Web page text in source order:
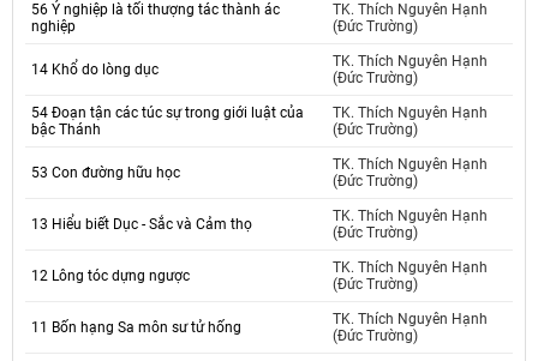
56 Ý nghiệp là tối thượng tác thành ác
nghiệp
TK. Thích Nguyên Hạnh
(Đức Trường)
14 Khổ do lòng dục
TK. Thích Nguyên Hạnh
(Đức Trường)
54 Đoạn tận các túc sự trong giới luật của
bậc Thánh
TK. Thích Nguyên Hạnh
(Đức Trường)
53 Con đường hữu học
TK. Thích Nguyên Hạnh
(Đức Trường)
13 Hiểu biết Dục - Sắc và Cảm thọ
TK. Thích Nguyên Hạnh
(Đức Trường)
12 Lông tóc dựng ngược
TK. Thích Nguyên Hạnh
(Đức Trường)
11 Bốn hạng Sa môn sư tử hống
TK. Thích Nguyên Hạnh
(Đức Trường)